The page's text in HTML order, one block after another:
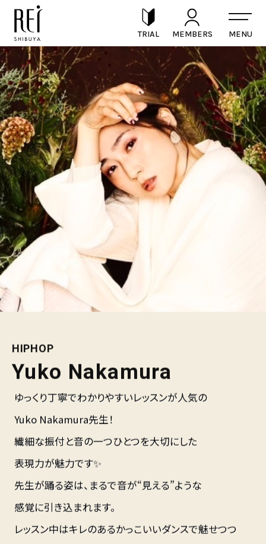
TRIAL MEMBERS
HIPHOP
Yuko Nakamura
ゆっくり丁寧でわかりやすいレッスンが人気の
Yuko Nakamura先生！
繊細な振付と音の一つひとつを大切にした
表現力が魅力です✨
先生が踊る姿は、まるで音が“見える”ような
感覚に引き込まれます。
レッスン中はキレのあるかっこいいダンスで魅せつつ